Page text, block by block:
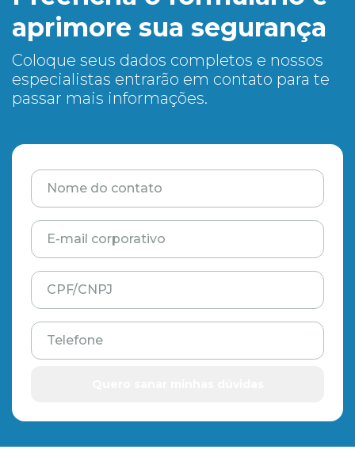
aprimore sua segurança
Coloque seus dados completos e nossos
especialistas entrarão em contato para te
passar mais informações.
Nome do contato
E-mail corporativo
CPF/CNPJ
Telefone